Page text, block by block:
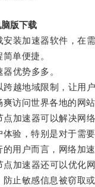
版下载
加速器软件，在需
单便捷。
优势多多。
地域限制，让用户
访问世界各地的网站
加速器可以解决网络
体验，特别是对于需
用户而言，网络加速
加速器还可以优化网
止敏感信息被窃取或